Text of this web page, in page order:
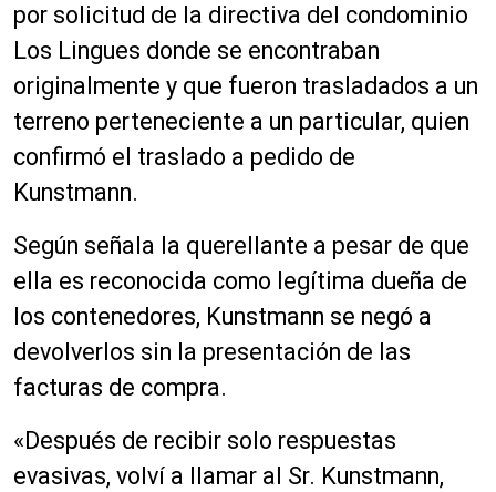
por solicitud de la directiva del condominio
Los Lingues donde se encontraban
originalmente y que fueron trasladados a un
terreno perteneciente a un particular, quien
confirmó el traslado a pedido de
Kunstmann.
Según señala la querellante a pesar de que
ella es reconocida como legítima dueña de
los contenedores, Kunstmann se negó a
devolverlos sin la presentación de las
facturas de compra.
«Después de recibir solo respuestas
evasivas, volví a llamar al Sr. Kunstmann,